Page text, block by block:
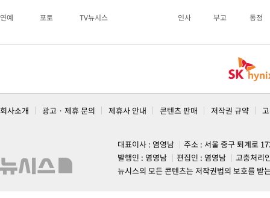
연예 포토 TV뉴시스 인사 부고 동정
회사소개 광고 · 제휴 문의 제휴사 안내 콘텐츠 판매 저작권 규약
대표이사 : 염영남
주소 : 서울 중구 퇴계로
발행인 : 염영남
편집인 : 염영남
고충처리
뉴시스의 모든 콘텐츠는 저작권법의 보호를